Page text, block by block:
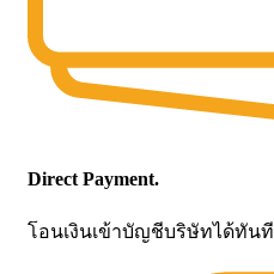
Direct Payment.
โอนเงินเข้าบัญชีบริษัทได้ทันที